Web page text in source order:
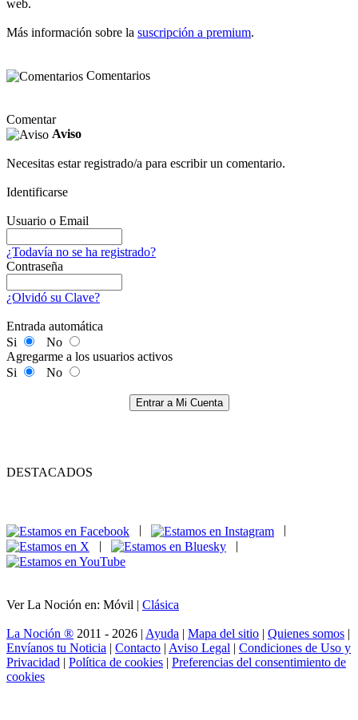
web.
Más información sobre la suscripción a premium.
Comentarios
Comentar
Aviso
Necesitas estar registrado/a para escribir un comentario.
Identificarse
Usuario o Email
¿Todavía no se ha registrado?
Contraseña
¿Olvidó su Clave?
Entrada automática
Si
No
Agregarme a los usuarios activos
Si
No
Entrar a Mi Cuenta
DESTACADOS
|
|
Ver La Noción en: Móvil | Clásica
La Noción ® 2011 - 2026 | Ayuda | Mapa del sitio | Quienes somos |
Envíanos tu Noticia | Contacto | Aviso Legal | Condiciones de Uso y
Privacidad | Política de cookies | Preferencias del consentimiento de
cookies